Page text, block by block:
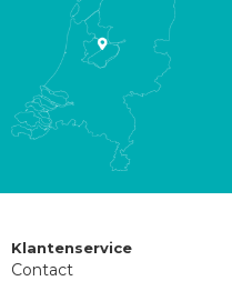
Klantenservice
Contact